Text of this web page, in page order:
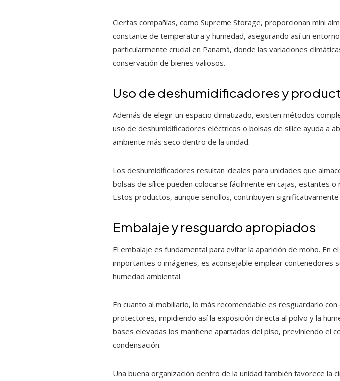
Ciertas compañías, como Supreme Storage, proporcionan mini
constante de temperatura y humedad, asegurando así un
particularmente crucial en Panamá, donde las variaciones
conservación de bienes valiosos.
Uso de deshumidificadores y
Además de elegir un espacio climatizado, existen métodos
uso de deshumidificadores eléctricos o bolsas de sílice ayuda a
ambiente más seco dentro de la unidad.
Los deshumidificadores resultan ideales para unidades que
bolsas de sílice pueden colocarse fácilmente en cajas, estantes
Estos productos, aunque sencillos, contribuyen
Embalaje y resguardo apropiados
El embalaje es fundamental para evitar la aparición de moho.
importantes o imágenes, es aconsejable emplear contenedores
humedad ambiental.
En cuanto al mobiliario, lo más recomendable es resguardarlo
protectores, impidiendo así la exposición directa al polvo y la
bases elevadas los mantiene apartados del piso, previniendo el
condensación.
Una buena organización dentro de la unidad también favorece la